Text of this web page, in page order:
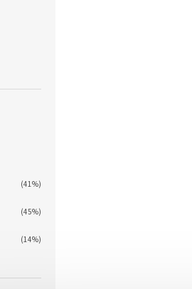
(41%)
(45%)
(14%)